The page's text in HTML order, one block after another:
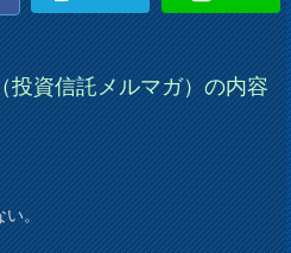
投資信託メルマガ）の内容
い。